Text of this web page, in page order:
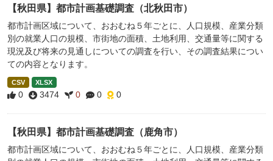
【秋田県】都市計画基礎調査（北秋田市）
都市計画区域について、おおむね５年ごとに、人口規模、産業分類
別の就業人口の規模、市街地の面積、土地利用、交通量等に関する
現況及び将来の見通しについての調査を行い、その調査結果につい
ての内容となります。
CSV XLSX
0 3474 0 0 0
【秋田県】都市計画基礎調査（鹿角市）
都市計画区域について、おおむね５年ごとに、人口規模、産業分類